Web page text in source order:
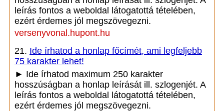
leírás fontos a weboldal látogatottá tételében,
ezért érdemes jól megszövegezni.
versenyvonal.hupont.hu
21. Ide írhatod a honlap főcímét, ami legfeljebb
75 karakter lehet!
► Ide írhatod maximum 250 karakter
hosszúságban a honlap leírását ill. szlogenjét. A
leírás fontos a weboldal látogatottá tételében,
ezért érdemes jól megszövegezni.